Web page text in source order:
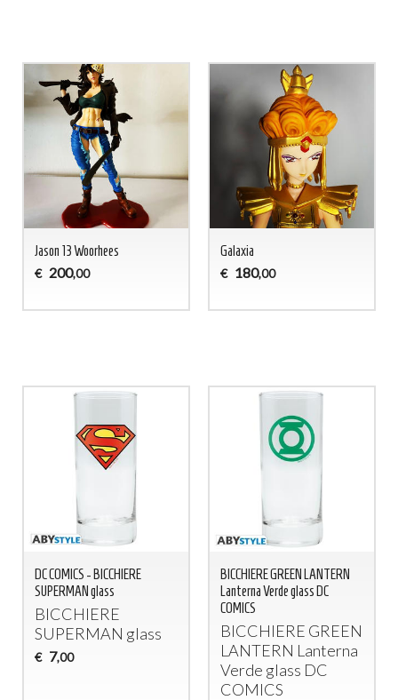
Jason 13 Woorhees
€ 200,00
Galaxia
€ 180,00
DC COMICS - BICCHIERE
SUPERMAN glass
BICCHIERE
SUPERMAN glass
€ 7,00
BICCHIERE GREEN LANTERN
Lanterna Verde glass DC
COMICS
BICCHIERE GREEN
LANTERN Lanterna
Verde glass DC
COMICS